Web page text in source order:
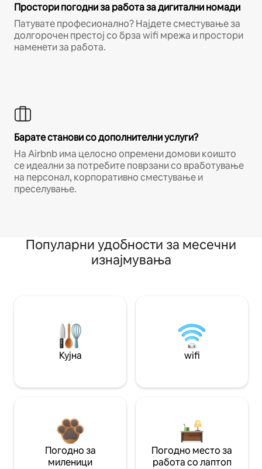
Простори погодни за работа за дигитални номади
Патувате професионално? Најдете сместување за
долгорочен престој со брза wifi мрежа и простори
наменети за работа.
Барате станови со дополнителни услуги?
На Airbnb има целосно опремени домови коишто
се идеални за потребите поврзани со вработување
на персонал, корпоративно сместување и
преселување.
Популарни удобности за месечни
изнајмувања
Кујна wifi
Погодно за
миленици
Погодно место за
работа со лаптоп